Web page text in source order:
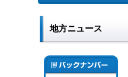
地方ニュース